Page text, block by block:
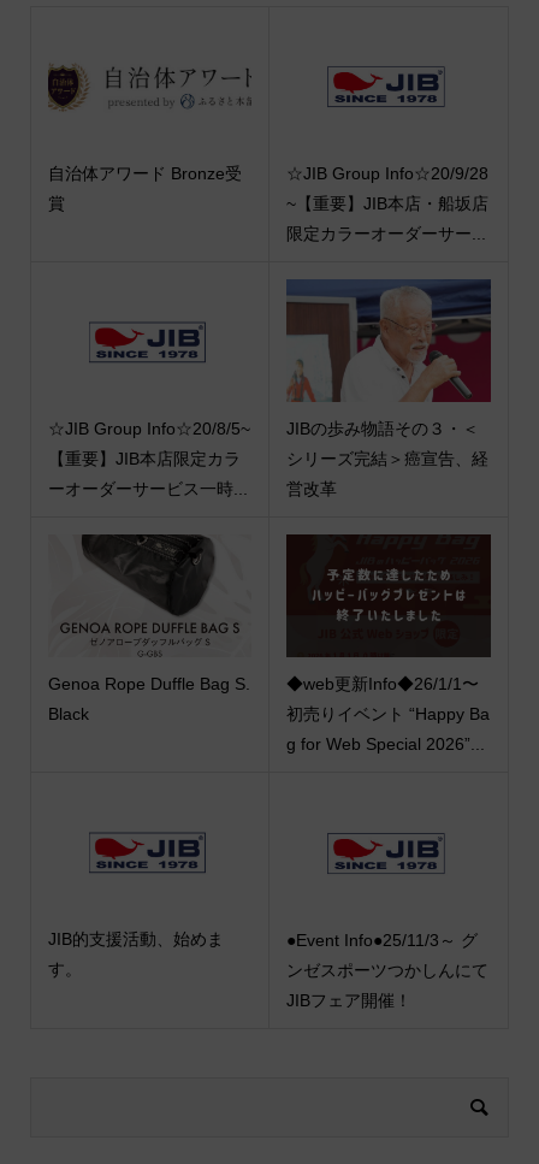
自治体アワード Bronze受
賞
☆JIB Group Info☆20/9/28
~【重要】JIB本店・船坂店
限定カラーオーダーサー...
☆JIB Group Info☆20/8/5~
【重要】JIB本店限定カラ
ーオーダーサービス一時...
JIBの歩み物語その３・＜
シリーズ完結＞癌宣告、経
営改革
Genoa Rope Duffle Bag S.
Black
◆web更新Info◆26/1/1〜
初売りイベント “Happy Ba
g for Web Special 2026”...
JIB的支援活動、始めま
す。
●Event Info●25/11/3～ グ
ンゼスポーツつかしんにて
JIBフェア開催！